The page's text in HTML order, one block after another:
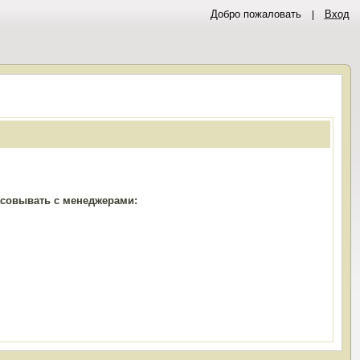
Добро пожаловать Вход
с менеджерами: